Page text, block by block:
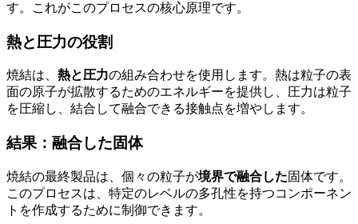
す。これがこのプロセスの核心原理です。
熱と圧力の役割
焼結は、 熱と圧力の組み合わせを使用します。熱は粒子の表
面の原子が拡散するためのエネルギーを提供し、圧力は粒子
を圧縮し、結合して融合できる接触点を増やします。
結果：融合した固体
焼結の最終製品は、個々の粒子が境界で融合した固体です。
このプロセスは、特定のレベルの多孔性を持つコンポーネン
トを作成するために制御できます。